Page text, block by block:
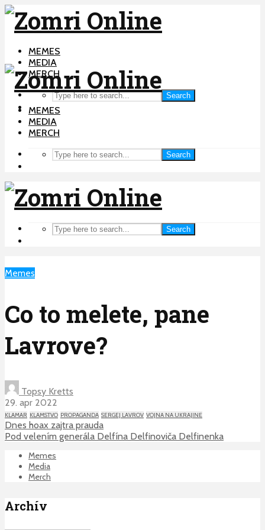
MEMES
MEDIA
MERCH
Search
MEMES
MEDIA
MERCH
Search
Search
Memes
Co to melete, pane
Lavrove?
Topsy Kretts
29. apr 2022
KLAMAR KLAMSTVO PROPAGANDA SERGEJ LAVROV VOJNA NA UKRAJINE
Dnes hoax zajtra prauda
Pod velením generála Delfína Delfinoviča Delfinenka
Memes
Media
Merch
Archív